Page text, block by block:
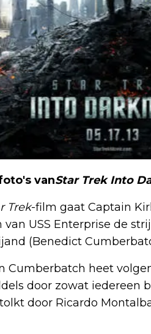
vanStar Trek Into
Trek-film gaat Captain
USS Enterprise de
(Benedict
Cumberbatch heet
door zowat iedereen
door Ricardo